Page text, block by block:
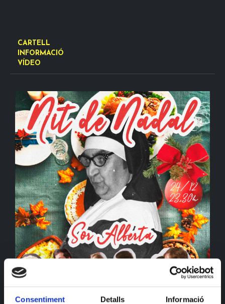
Consentiment Detalls Informació
CARTELL
INFORMACIÓ
VÍDEO